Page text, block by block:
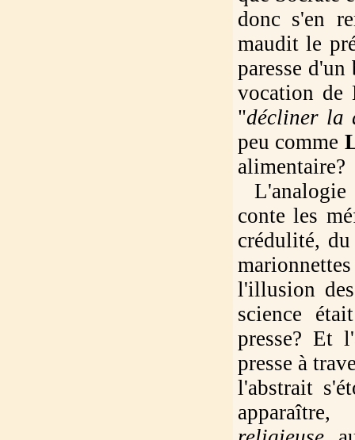
donc s'en
maudit le
paresse
vocation de
"décliner la
peu comme
alimentaire?
L'analogie
conte les
crédulité,
l'illusion
science
presse? Et
presse à
l'abstrait